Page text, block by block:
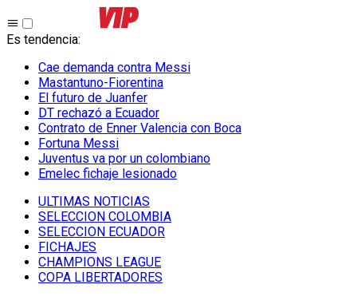
Es tendencia:
Cae demanda contra Messi
Mastantuno-Fiorentina
El futuro de Juanfer
DT rechazó a Ecuador
Contrato de Enner Valencia con Boca
Fortuna Messi
Juventus va por un colombiano
Emelec fichaje lesionado
ULTIMAS NOTICIAS
SELECCION COLOMBIA
SELECCION ECUADOR
FICHAJES
CHAMPIONS LEAGUE
COPA LIBERTADORES